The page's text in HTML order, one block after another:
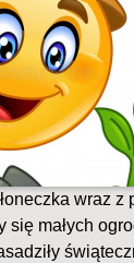
wraz z
się małych